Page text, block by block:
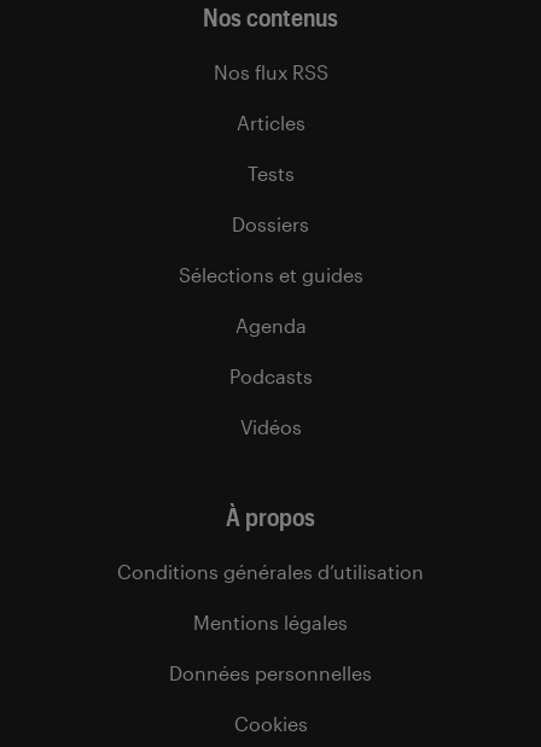
Nos contenus
Nos flux RSS
Articles
Tests
Dossiers
Sélections et guides
Agenda
Podcasts
Vidéos
À propos
Conditions générales d’utilisation
Mentions légales
Données personnelles
Cookies